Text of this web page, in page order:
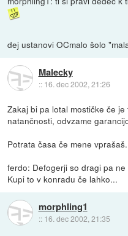
dej ustanovi OCmalo šolo
Malecky
:: 16. dec 2002, 21:26
Zakaj bi pa lotal mostičke če
natančnosti, odvzame
Potrata časa če mene vprašaš.
ferdo: Defogerji so dragi pa
Kupi to v konradu če lahko...
morphling1
:: 16. dec 2002, 21:35